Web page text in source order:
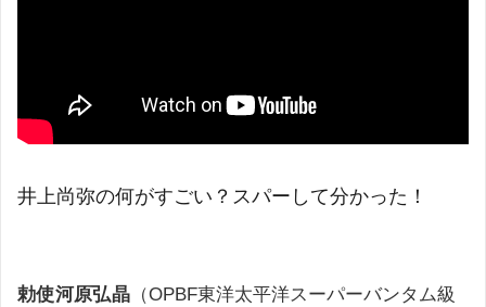
井上尚弥の何がすごい？スパーして分かった！
勅使河原弘晶 （OPBF東洋太平洋スーパーバンタム級